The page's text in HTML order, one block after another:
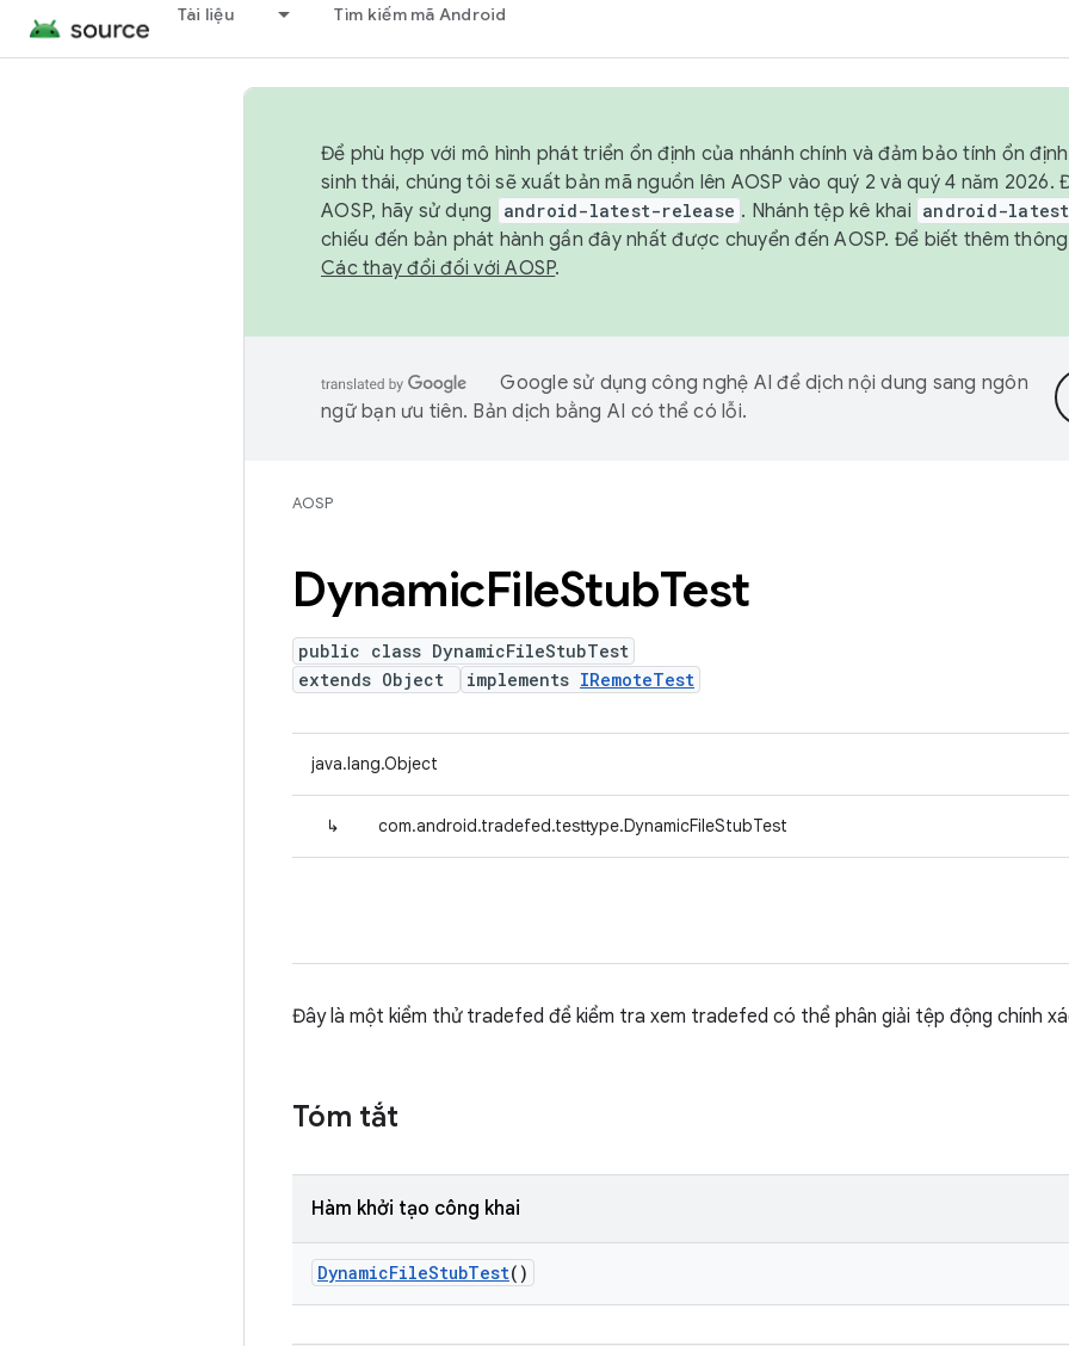
Tài liệu Tìm kiếm mã Android
Để phù hợp với mô hình phát triển ổn định của nhánh chính và đảm bảo tính ổn
sinh thái, chúng tôi sẽ xuất bản mã nguồn lên AOSP vào quý 2 và quý 4 năm
AOSP, hãy sử dụng
android-latest-release . Nhánh tệp kê khai android-
chiếu đến bản phát hành gần đây nhất được chuyển đến AOSP. Để biết thêm
Các thay đổi đối với AOSP.
Google sử dụng công nghệ AI để dịch nội dung sang ngôn
ngữ bạn ưu tiên. Bản dịch bằng AI có thể có lỗi.
AOSP
DynamicFileStubTest
public class DynamicFileStubTest
extends Object
implements IRemoteTest
java.lang.Object
↳ com.android.tradefed.testtype.DynamicFileStubTest
Đây là một kiểm thử tradefed để kiểm tra xem tradefed có thể phân giải tệp động chính
Tóm tắt
Hàm khởi tạo công khai
DynamicFileStubTest()